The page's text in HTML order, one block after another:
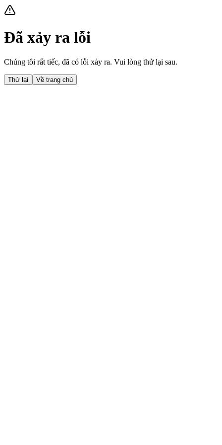
Đã xảy ra lỗi
Chúng tôi rất tiếc, đã có lỗi xảy ra. Vui lòng thử lại sau.
Thử lại Về trang chủ